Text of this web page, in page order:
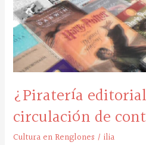
¿Piratería
circulación de
Cultura en Renglones /ilia